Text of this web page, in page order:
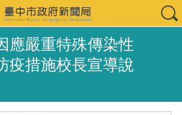
應嚴重特殊傳染性
疫措施校長宣導說